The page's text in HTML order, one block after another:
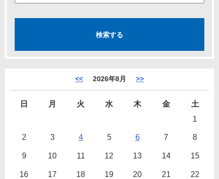
<< 2026年8月 >>
日 月 火 水 木 金
土
1
2 3 4 5 6 7 8
9 10 11 12 13 14 15
16 17 18 19 20 21 22